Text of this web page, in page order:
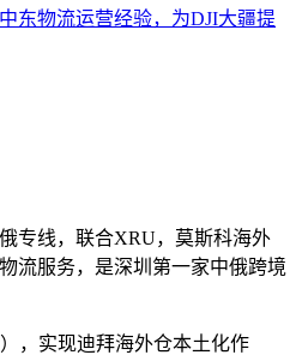
东物流运营经验，为DJI大疆提
专线，联合XRU，莫斯科海外
流服务，是深圳第一家中俄跨境
，实现迪拜海外仓本土化作